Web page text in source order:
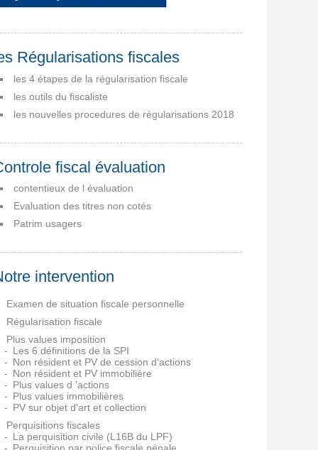
Régularisations fiscales
les 4 étapes de la régularisation fiscale
les outils du fiscaliste
les nouvelles procedures de régularisations 2018
fiscal évaluation
contentieux de l évaluation
Evaluation des titres non cotés
Patrim usagers
intervention
Examen de situation fiscale personnelle
Régularisation fiscale
Plus values imposition
Les 6 définitions de la SPI
Non résident et PV de cession d'actions
Non résident et PV immobilière
Plus values d 'actions
Plus values immobilières
PV sur objet d'art et collection
Perquisitions fiscales
La perquisition civile (L16B du LPF)
Perquisition par police fiscale pénale